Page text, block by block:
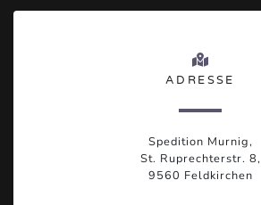
ADRESSE
Spedition Murnig,
St. Ruprechterstr. 8,
9560 Feldkirchen